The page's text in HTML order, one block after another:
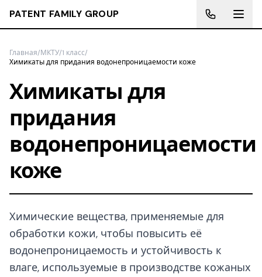
PATENT FAMILY GROUP
Главная/МКТУ/1 класс/
Химикаты для придания водонепроницаемости коже
Химикаты для
придания
водонепроницаемости
коже
Химические вещества, применяемые для
обработки кожи, чтобы повысить её
водонепроницаемость и устойчивость к
влаге, используемые в производстве кожаных